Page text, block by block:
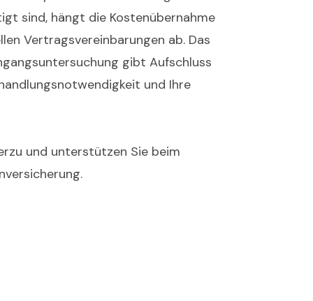
sind, hängt die Kostenübernahme
Vertragsvereinbarungen ab. Das
gibt Aufschluss
und Ihre
und unterstützen Sie beim